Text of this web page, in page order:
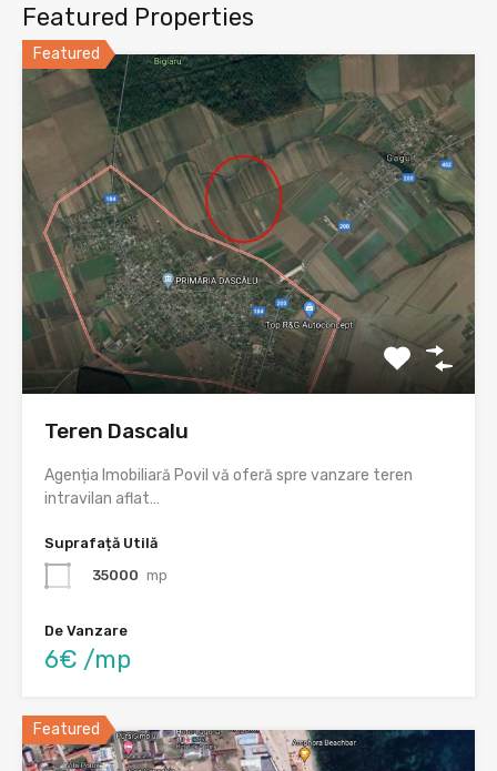
Featured Properties
Featured
Teren Dascalu
Agenția Imobiliară Povil vă oferă spre vanzare teren
intravilan aflat…
Suprafață Utilă
35000 mp
De Vanzare
6€ /mp
Featured